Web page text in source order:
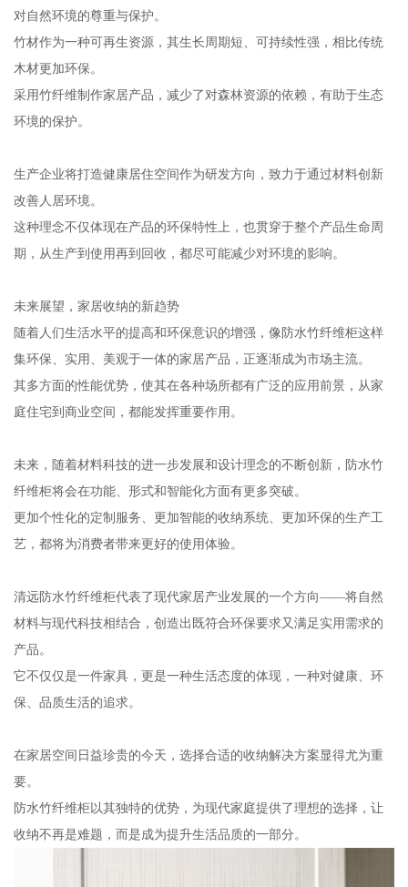
对自然环境的尊重与保护。
竹材作为一种可再生资源，其生长周期短、可持续性强，相比传统
木材更加环保。
采用竹纤维制作家居产品，减少了对森林资源的依赖，有助于生态
环境的保护。
生产企业将打造健康居住空间作为研发方向，致力于通过材料创新
改善人居环境。
这种理念不仅体现在产品的环保特性上，也贯穿于整个产品生命周
期，从生产到使用再到回收，都尽可能减少对环境的影响。
未来展望，家居收纳的新趋势
随着人们生活水平的提高和环保意识的增强，像防水竹纤维柜这样
集环保、实用、美观于一体的家居产品，正逐渐成为市场主流。
其多方面的性能优势，使其在各种场所都有广泛的应用前景，从家
庭住宅到商业空间，都能发挥重要作用。
未来，随着材料科技的进一步发展和设计理念的不断创新，防水竹
纤维柜将会在功能、形式和智能化方面有更多突破。
更加个性化的定制服务、更加智能的收纳系统、更加环保的生产工
艺，都将为消费者带来更好的使用体验。
清远防水竹纤维柜代表了现代家居产业发展的一个方向——将自然
材料与现代科技相结合，创造出既符合环保要求又满足实用需求的
产品。
它不仅仅是一件家具，更是一种生活态度的体现，一种对健康、环
保、品质生活的追求。
在家居空间日益珍贵的今天，选择合适的收纳解决方案显得尤为重
要。
防水竹纤维柜以其独特的优势，为现代家庭提供了理想的选择，让
收纳不再是难题，而是成为提升生活品质的一部分。